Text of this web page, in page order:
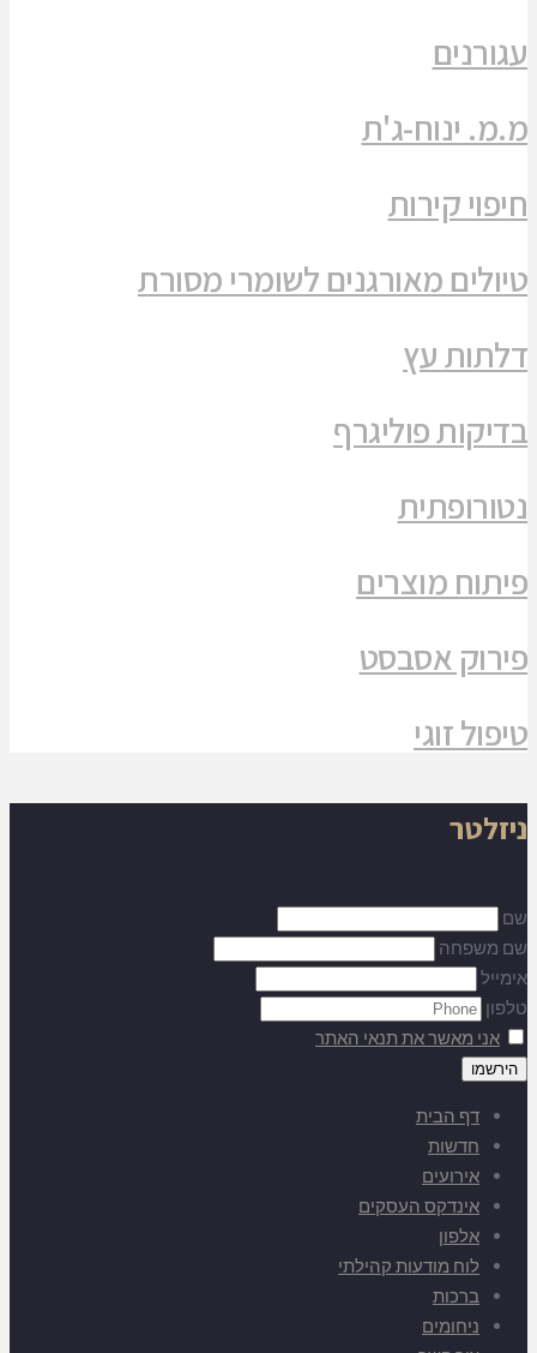
עגורנים
מ.מ. ינוח-ג'ת
חיפוי קירות
טיולים מאורגנים לשומרי מסורת
דלתות עץ
בדיקות פוליגרף
נטורופתית
פיתוח מוצרים
פירוק אסבסט
טיפול זוגי
ניזלטר
שם
שם משפחה
אימייל
טלפון
אני מאשר את תנאי האתר
דף הבית
חדשות
אירועים
אינדקס העסקים
אלפון
לוח מודעות קהילתי
ברכות
ניחומים